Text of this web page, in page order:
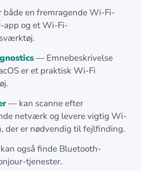
en fremragende Wi-Fi-
app og et Wi-Fi-
— Emnebeskrivelse
er et praktisk Wi-Fi
— kan scanne efter
netværk og levere vigtig Wi-
der er nødvendig til fejlfinding.
også finde Bluetooth-
tjenester.